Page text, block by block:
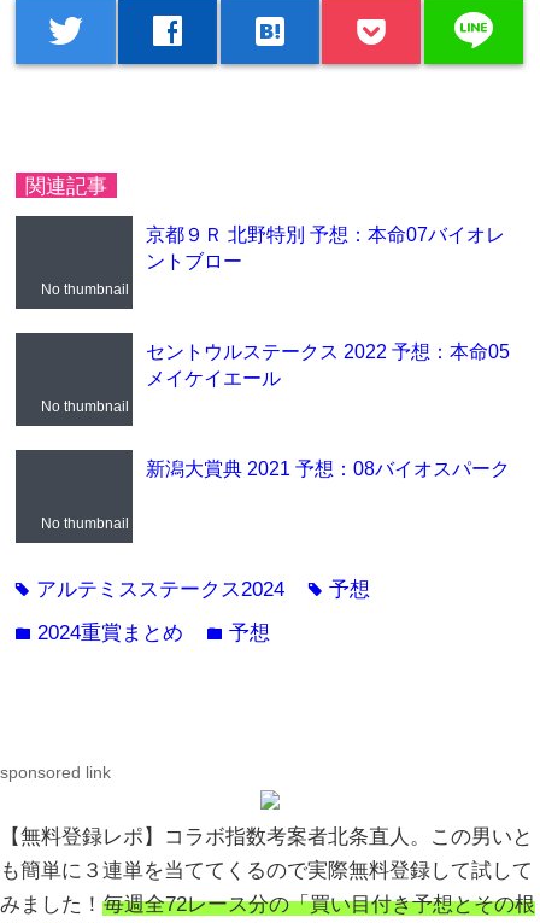
twitter facebook hatenabookmark line
関連記事
No thumbnail
京都９Ｒ 北野特別 予想：本命07バイオレ
ントブロー
No thumbnail
セントウルステークス 2022 予想：本命05
メイケイエール
No thumbnail
新潟大賞典 2021 予想：08バイオスパーク
tag アルテミスステークス2024 tag予想
folder 2024重賞まとめ folder予想
sponsored link
【無料登録レポ】コラボ指数考案者北条直人。この男いと
も簡単に３連単を当ててくるので実際無料登録して試して
みました！ 毎週全72レース分の「買い目付き予想とその根